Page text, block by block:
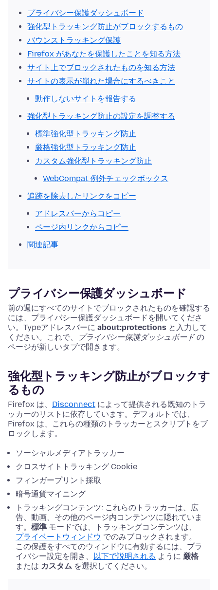
プライバシー保護ダッシュボード
強化型トラッキング防止がブロックするもの
バウンストラッキング保護
Firefox があなたを保護したことを知る方法
サイト上でブロックされたものを知る方法
サイトの表示が崩れた場合にするべきこと
動作しないサイトを報告する
強化型トラッキング防止の設定を調整する
標準強化型トラッキング防止
厳格強化型トラッキング防止
カスタム強化型トラッキング防止
WebCompat 例外チェックボックス
追跡を除去したリンクをコピー
アドレスバーからコピー
ページ内リンクからコピー
関連記事
プライバシー保護ダッシュボード
前の週にすべてのサイトでブロックされたものを確認する
には、プライバシー保護ダッシュボードを開いてくださ
い。 Typeアドレスバーに about:protections と入力して
ください。これで、
プライバシー保護ダッシュボードの
ページが新しいタブで開きます。
強化型トラッキング防止がブロックす
るもの
Firefox は、 Disconnect によって提供される既知のトラ
ッカーのリストに依存しています。デフォルトでは、
Firefox は、これらの種類のトラッカーとスクリプトをブ
ロックします。
ソーシャルメディアトラッカー
クロスサイトトラッキング Cookie
フィンガープリント採取
暗号通貨マイニング
トラッキングコンテンツ: これらのトラッカーは、広
告、動画、その他のページ内コンテンツに隠れていま
す。 標準 モードでは、トラッキングコンテンツは、
プライベートウィンドウ でのみブロックされます。
この保護をすべてのウィンドウに有効するには、プラ
イバシー設定を開き、 以下で説明される ように 厳格
または カスタム を選択してください。